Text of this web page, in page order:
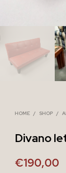
HOME / SHOP /
Divano
€190,00